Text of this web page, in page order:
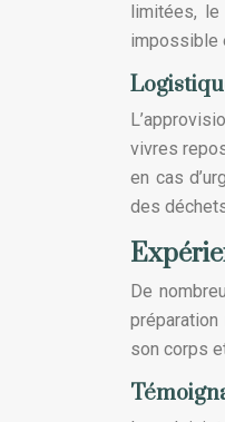
limitées,
impossible
vivres
en cas
des
De
son corps